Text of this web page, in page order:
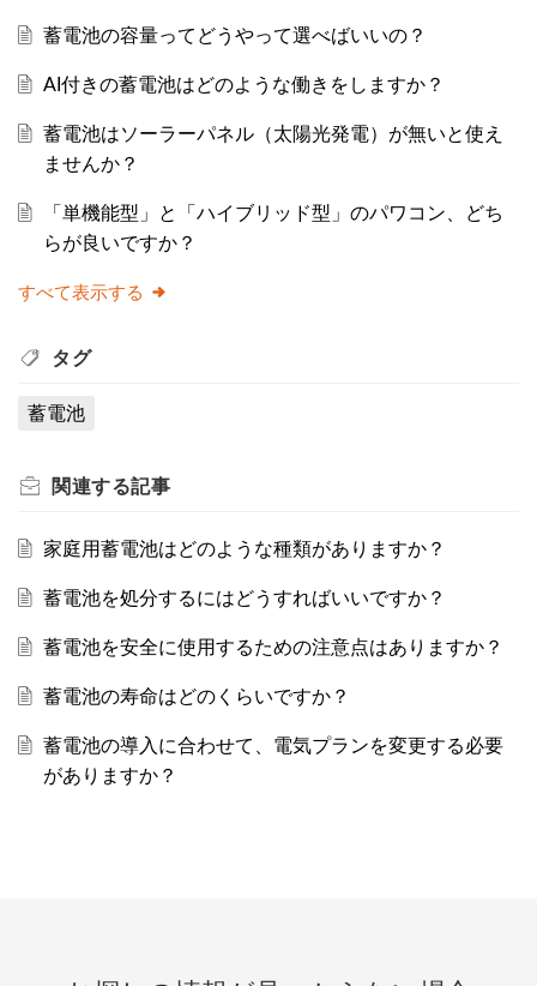
蓄電池の容量ってどうやって選べばいいの？
AI付きの蓄電池はどのような働きをしますか？
蓄電池はソーラーパネル（太陽光発電）が無いと使え
ませんか？
「単機能型」と「ハイブリッド型」のパワコン、どち
らが良いですか？
すべて表示する
タグ
蓄電池
関連する記事
家庭用蓄電池はどのような種類がありますか？
蓄電池を処分するにはどうすればいいですか？
蓄電池を安全に使用するための注意点はありますか？
蓄電池の寿命はどのくらいですか？
蓄電池の導入に合わせて、電気プランを変更する必要
がありますか？